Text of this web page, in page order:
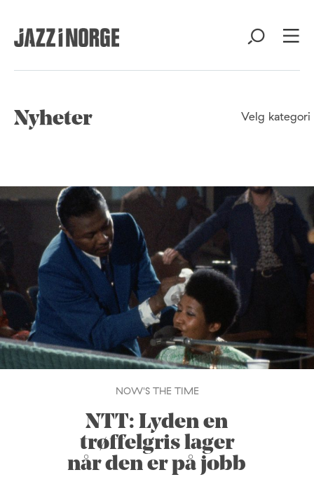
Velg kategori
Nyheter
NOW'S THE TIME
NTT: Lyden en
trøffelgris lager
når den er på jobb